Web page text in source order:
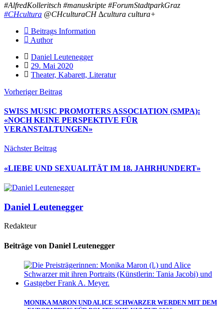
#AlfredKolleritsch #manuskripte #ForumStadtparkGraz
#CHcultura @CHculturaCH ∆cultura cultura+
Beitrags Information
Author
Daniel Leutenegger
29. Mai 2020
Theater, Kabarett, Literatur
Vorheriger Beitrag
SWISS MUSIC PROMOTERS ASSOCIATION (SMPA):
«NOCH KEINE PERSPEKTIVE FÜR
VERANSTALTUNGEN»
Nächster Beitrag
«LIEBE UND SEXUALITÄT IM 18. JAHRHUNDERT»
Daniel Leutenegger
Redakteur
Beiträge von Daniel Leutenegger
MONIKA MARON UND ALICE SCHWARZER WERDEN MIT DEM